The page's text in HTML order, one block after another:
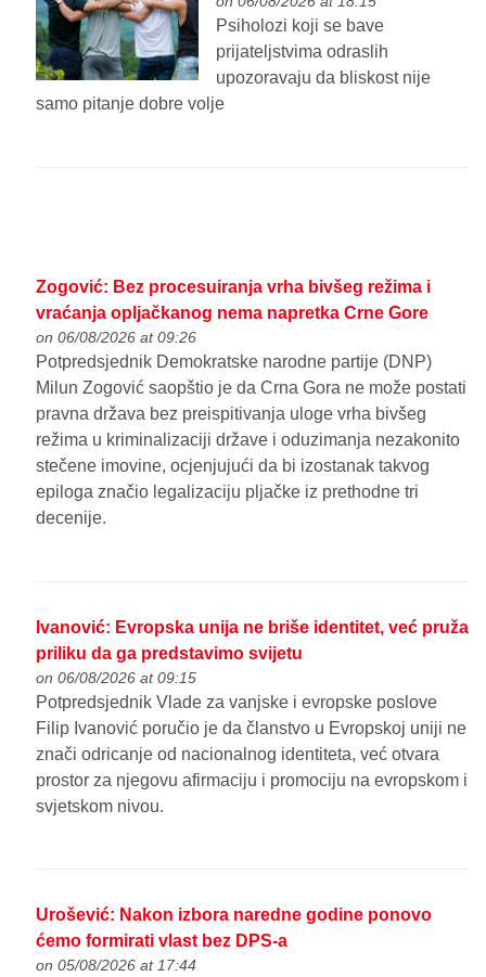
Psiholozi koji se bave
prijateljstvima odraslih
upozoravaju da bliskost nije
samo pitanje dobre volje
Zogović: Bez procesuiranja vrha bivšeg režima i
vraćanja opljačkanog nema napretka Crne Gore
on 06/08/2026 at 09:26
Potpredsjednik Demokratske narodne partije (DNP)
Milun Zogović saopštio je da Crna Gora ne može postati
pravna država bez preispitivanja uloge vrha bivšeg
režima u kriminalizaciji države i oduzimanja nezakonito
stečene imovine, ocjenjujući da bi izostanak takvog
epiloga značio legalizaciju pljačke iz prethodne tri
decenije.
Ivanović: Evropska unija ne briše identitet, već pruža
priliku da ga predstavimo svijetu
on 06/08/2026 at 09:15
Potpredsjednik Vlade za vanjske i evropske poslove
Filip Ivanović poručio je da članstvo u Evropskoj uniji ne
znači odricanje od nacionalnog identiteta, već otvara
prostor za njegovu afirmaciju i promociju na evropskom i
svjetskom nivou.
Urošević: Nakon izbora naredne godine ponovo
ćemo formirati vlast bez DPS-a
on 05/08/2026 at 17:44